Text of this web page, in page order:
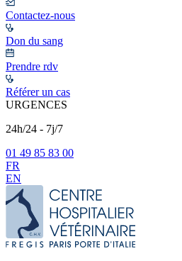
Contactez-nous
Don du sang
Prendre rdv
Référer un cas
URGENCES
24h/24 - 7j/7
01 49 85 83 00
FR
EN